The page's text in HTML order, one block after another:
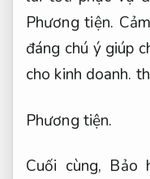
đơn vị cho thuê
sách hỗ trợ xử
ổn định.
chẳng
minh bạch.gợi ý
mang lại trải